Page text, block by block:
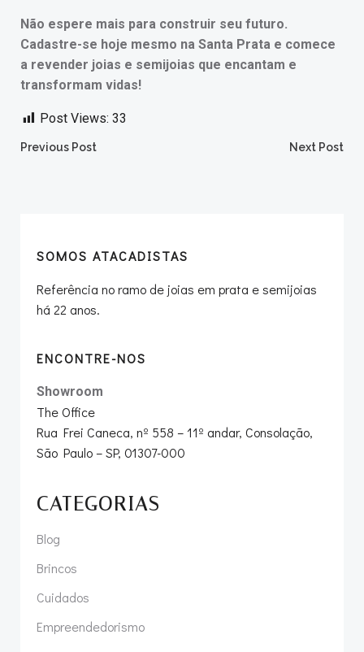
Não espere mais para construir seu futuro.
Cadastre-se hoje mesmo na Santa Prata e comece
a revender joias e semijoias que encantam e
transformam vidas!
Post Views: 33
Post
Previous Post Next Post
SOMOS ATACADISTAS
Referência no ramo de joias em prata e semijoias
há 22 anos.
ENCONTRE-NOS
Showroom
The Office
Rua Frei Caneca, nº 558 – 11º andar, Consolação,
São Paulo – SP, 01307-000
CATEGORIAS
Blog
Brincos
Cuidados
Empreendedorismo